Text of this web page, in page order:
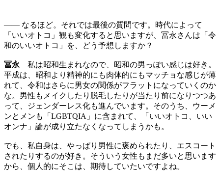
—— なるほど。それでは最後の質問です。時代によって
「いいオトコ」観も変化すると思いますが、冨永さんは「令
和のいいオトコ」を、どう予想しますか？
冨永 私は昭和生まれなので、昭和の男っぽい感じは好き。
平成は、昭和より精神的にも肉体的にもマッチョな感じが薄
れて、令和はさらに男女の関係がフラットになっていくのか
な。男性もメイクしたり脱毛したりが当たり前になりつつあ
って、ジェンダーレス化も進んでいます。そのうち、ウーメ
ンとメンも「LGBTQIA」に含まれて、「いいオトコ、いい
オンナ」論が成り立たなくなってしまうかも。
でも、私自身は、やっぱり男性に褒められたり、エスコート
されたりするのが好き。そういう女性もまだ多いと思います
から、個人的にそこは、期待していたいですよね。